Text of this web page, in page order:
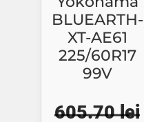
BLUEARTH-
XT-AE61
225/60R17
99V
605.70lei